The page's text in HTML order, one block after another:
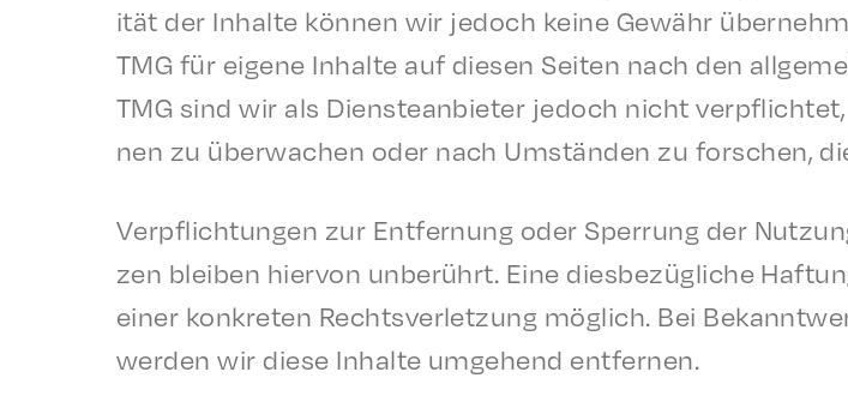
ität der Inhalte können wir jedoch keine Gewähr
TMG für eigene Inhalte auf diesen Seit­en nach den
TMG sind wir als Dien­stean­bi­eter jedoch nicht
nen zu überwachen oder nach Umstän­den zu forschen,
Verpflich­tun­gen zur Entfer­nung oder Sper­rung der
zen bleiben hier­von unberührt. Eine dies­bezügliche
einer konkreten Rechtsver­let­zung möglich. Bei
werden wir diese Inhalte umge­hend entfernen.